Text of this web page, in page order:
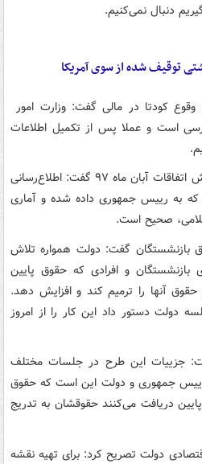
دنبال نمی‌کنیم.
توقیف شده از سوی آمریکا
وقوع کودتا در مالی گفت: وزارت امور
است و عملا پس از تکمیل اطلاعات
وی درباره برخی اخبار درباره گزارش اتفاقات آبان ماه ۹۷ گفت: اطلاع‌رسانی
که به رییس جمهوری داده شده و آماری
صحیح است.
بازنشستگان گفت: دولت همواره تلاش
بازنشستگان و افرادی که حقوق پایین
حقوق آنها را ترمیم کند و افزایش دهد.
دولت دستور داد این کار را از امروز
جزییات این طرح در جلسات مختلف
جمهوری و دولت این است که حقوق
دریافت می‌کنند حقوقشان به تدریج
دولت تصریح کرد: برای تهیه نقشه